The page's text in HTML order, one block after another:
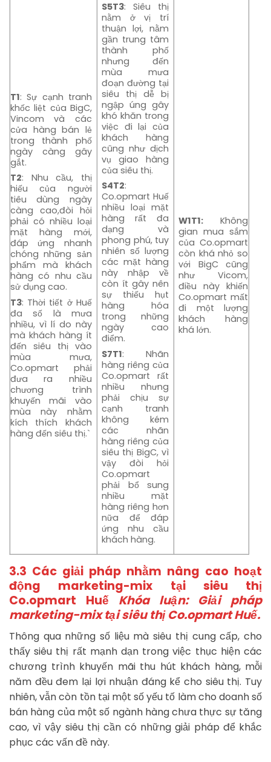
T1: Sự cạnh tranh
khốc liệt của BigC,
Vincom và các
cửa hàng bán lẻ
trong thành phố
ngày càng gây
gắt.
T2: Nhu cầu, thị
hiếu của người
tiêu dùng ngày
càng cao,đòi hỏi
phải có nhiều loại
mặt hàng mới,
đáp ứng nhanh
chóng những sản
phẩm mà khách
hàng có nhu cầu
sử dụng cao.
T3: Thời tiết ở Huế
đa số là mưa
nhiều, vì lí do này
mà khách hàng ít
đến siêu thị vào
mùa mưa,
Co.opmart phải
đưa ra nhiều
chương trình
khuyến mãi vào
mùa này nhằm
kích thích khách
hàng đến siêu thị.`
S5T3: Siêu thị
nằm ở vị trí
thuận lợi, nằm
gần trung tâm
thành phố
nhưng đến
mùa mưa
đoạn đường tại
siêu thị dễ bị
ngập úng gây
khó khăn trong
việc đi lại của
khách hàng
cũng như dịch
vụ giao hàng
của siêu thị.
S4T2:
Co.opmart Huế
nhiều loại mặt
hàng rất đa
dạng và
phong phú, tuy
nhiên số lượng
các mặt hàng
này nhập về
còn ít gây nên
sự thiếu hụt
hàng hóa
trong những
ngày cao
điểm.
S7T1: Nhãn
hàng riêng của
Co.opmart rất
nhiều nhưng
phải chịu sự
cạnh tranh
không kém
các nhãn
hàng riêng của
siêu thị BigC, vì
vậy đòi hỏi
Co.opmart
phải bổ sung
nhiều mặt
hàng riêng hơn
nữa để đáp
ứng nhu cầu
khách hàng.
W1T1: Không
gian mua sắm
của Co.opmart
còn khá nhỏ so
với BigC cũng
như Vicom,
điều này khiến
Co.opmart mất
đi một lượng
khách hàng
khá lớn.
3.3 Các giải pháp nhằm nâng cao hoạt
động marketing-mix tại siêu thị
Co.opmart Huế Khóa luận: Giải pháp
marketing-mix tại siêu thị Co.opmart Huế.
Thông qua những số liệu mà siêu thị cung cấp, cho
thấy siêu thị rất mạnh dạn trong việc thục hiện các
chương trình khuyến mãi thu hút khách hàng, mỗi
năm đều đem lại lợi nhuận đáng kể cho siêu thị. Tuy
nhiên, vẫn còn tồn tại một số yếu tố làm cho doanh số
bán hàng của một số ngành hàng chưa thực sự tăng
cao, vì vậy siêu thị cần có những giải pháp để khắc
phục các vấn đề này.